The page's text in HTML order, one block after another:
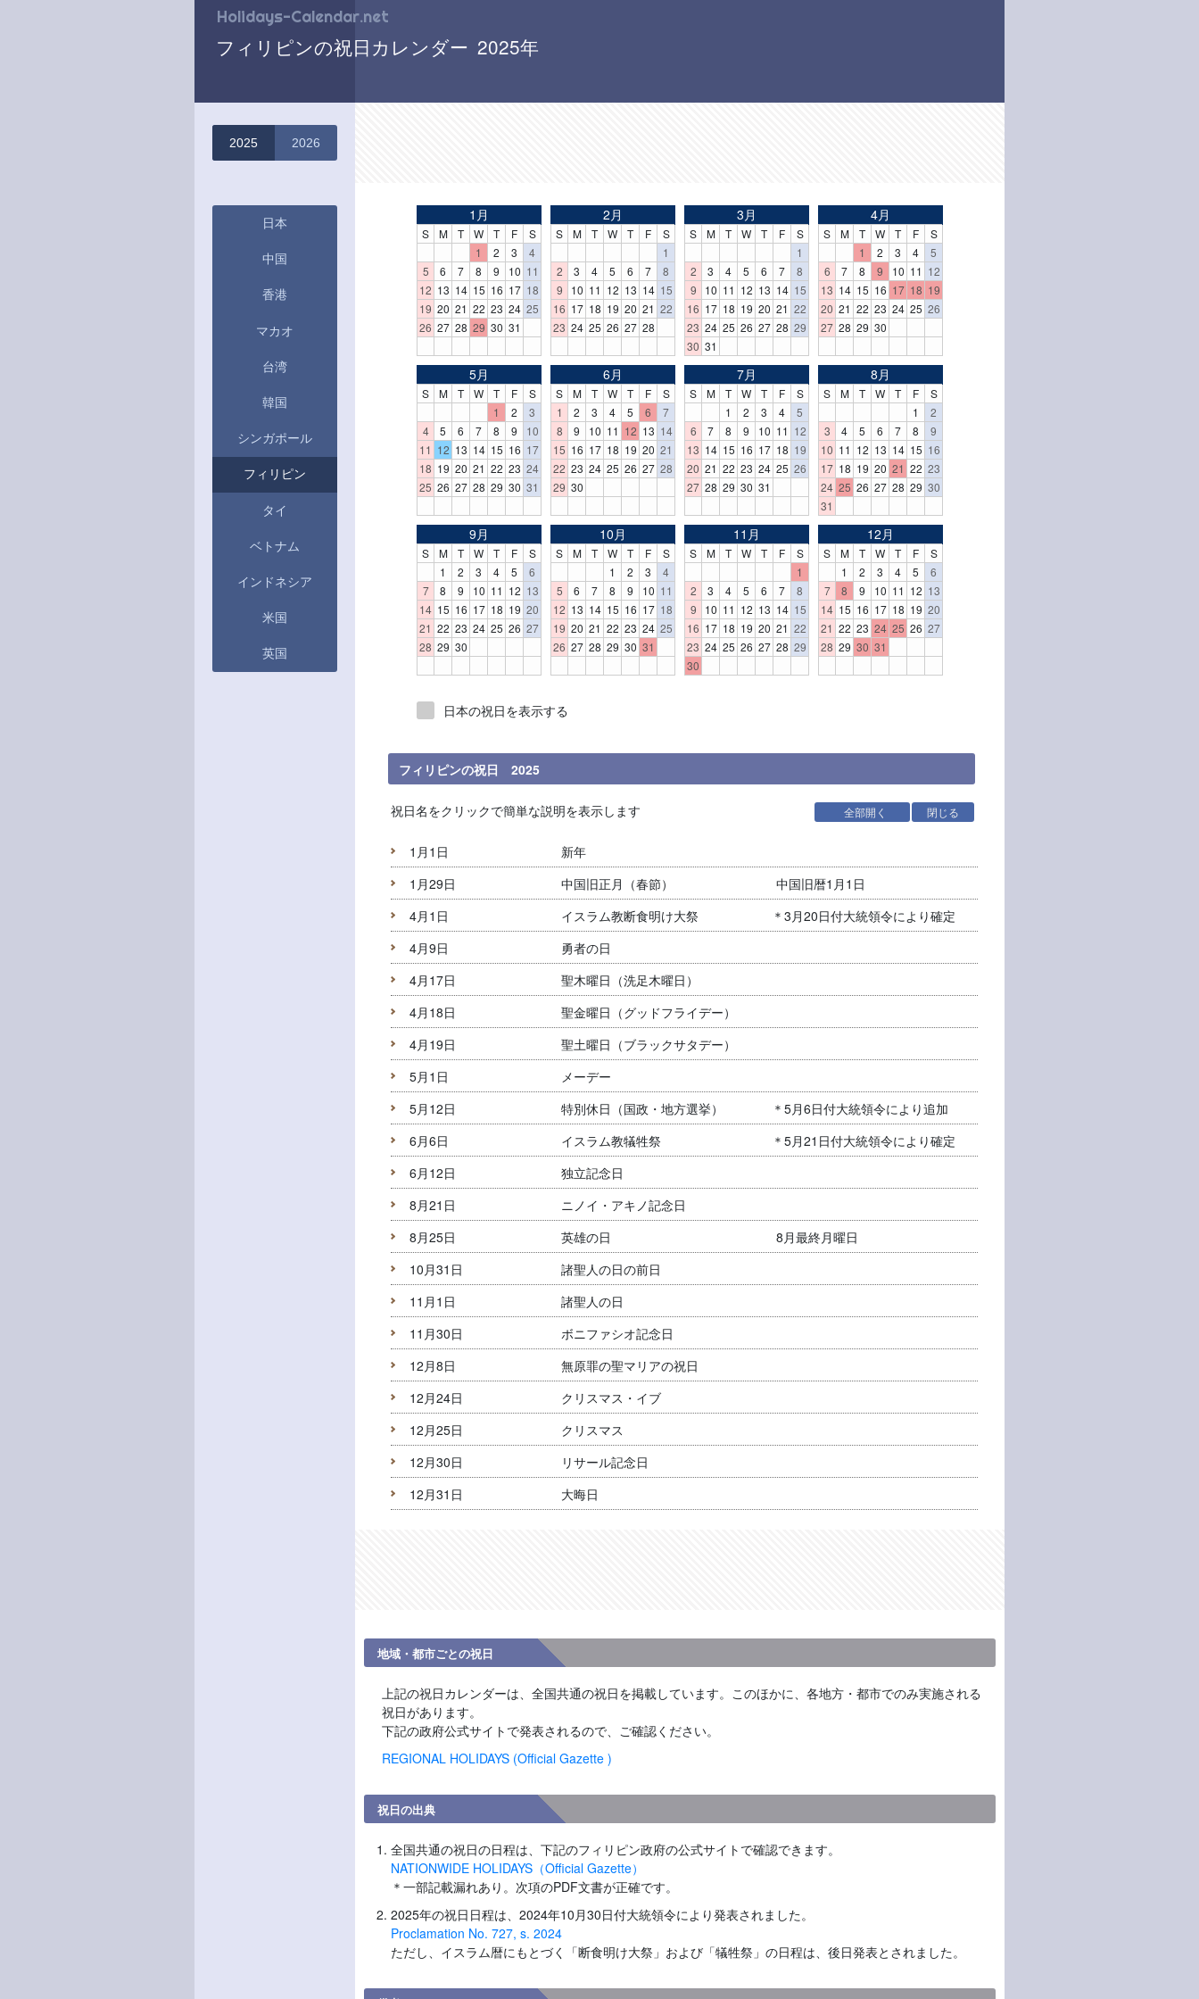
Holidays-Calendar.net
フィリピンの祝日カレンダー 2025年
2025 2026
日本
中国
香港
マカオ
台湾
韓国
シンガポール
フィリピン
タイ
ベトナム
インドネシア
米国
英国
1月
S M T W T F
S
1
2 3
4
5
6 7 8 9 10 11
12 13 14 15 16 17 18
19 20 21 22 23 24 25
26 27 28 29 30 31
2月
S M T W T F
S
1
2
3 4 5 6 7
8
9
10 11 12 13 14 15
16 17 18 19 20 21 22
23 24 25 26 27 28
3月
S M T W T F
S
1
2
3 4 5 6 7
8
9
10 11 12 13 14 15
16 17 18 19 20 21 22
23 24 25 26 27 28 29
30 31
4月
S M T W T F
S
1
2 3 4
5
6
7 8 9 10 11 12
13 14 15 16 17 18 19
20 21 22 23 24 25 26
27 28 29 30
5月
S M T W T F
S
1
2
3
4
5 6 7 8 9
10
11 12 13 14 15 16 17
18 19 20 21 22 23 24
25 26 27 28 29 30 31
6月
S M T W T F
S
1
2 3 4 5 6
7
8
9 10 11 12 13 14
15 16 17 18 19 20 21
22 23 24 25 26 27 28
29 30
7月
S M T W T F
S
1
2 3 4
5
6
7 8 9 10 11 12
13 14 15 16 17 18 19
20 21 22 23 24 25 26
27 28 29 30 31
8月
S M T W T F
S
1
2
3
4 5 6 7 8
9
10 11 12 13 14 15 16
17 18 19 20 21 22 23
24 25 26 27 28 29 30
31
9月
S M T W T F
S
1
2 3 4 5
6
7
8 9 10 11 12 13
14 15 16 17 18 19 20
21 22 23 24 25 26 27
28 29 30
10月
S M T W T F
S
1
2 3
4
5
6 7 8 9 10 11
12 13 14 15 16 17 18
19 20 21 22 23 24 25
26 27 28 29 30 31
11月
S M T W T F
S
1
2
3 4 5 6 7
8
9
10 11 12 13 14 15
16 17 18 19 20 21 22
23 24 25 26 27 28 29
30
12月
S M T W T F
S
1
2 3 4 5
6
7
8 9 10 11 12 13
14 15 16 17 18 19 20
21 22 23 24 25 26 27
28 29 30 31
日本の祝日を表示する
フィリピンの祝日 2025
祝日名をクリックで簡単な説明を表示します 全部開く 閉じる
1月1日
新年
1月29日
中国旧正月（春節）
中国旧暦1月1日
4月1日
イスラム教断食明け大祭
＊3月20日付大統領令により確定
4月9日
勇者の日
4月17日
聖木曜日（洗足木曜日）
4月18日
聖金曜日（グッドフライデー）
4月19日
聖土曜日（ブラックサタデー）
5月1日
メーデー
5月12日
特別休日（国政・地方選挙）
＊5月6日付大統領令により追加
6月6日
イスラム教犠牲祭
＊5月21日付大統領令により確定
6月12日
独立記念日
8月21日
ニノイ・アキノ記念日
8月25日
英雄の日
8月最終月曜日
10月31日
諸聖人の日の前日
11月1日
諸聖人の日
11月30日
ボニファシオ記念日
12月8日
無原罪の聖マリアの祝日
12月24日
クリスマス・イブ
12月25日
クリスマス
12月30日
リサール記念日
12月31日
大晦日
地域・都市ごとの祝日
上記の祝日カレンダーは、全国共通の祝日を掲載しています。このほかに、各地方・都市でのみ実施される
祝日があります。
下記の政府公式サイトで発表されるので、ご確認ください。
REGIONAL HOLIDAYS (Official Gazette )
祝日の出典
全国共通の祝日の日程は、下記のフィリピン政府の公式サイトで確認できます。
NATIONWIDE HOLIDAYS（Official Gazette）
＊一部記載漏れあり。次項のPDF文書が正確です。
2025年の祝日日程は、2024年10月30日付大統領令により発表されました。
Proclamation No. 727, s. 2024
ただし、イスラム暦にもとづく「断食明け大祭」および「犠牲祭」の日程は、後日発表とされました。